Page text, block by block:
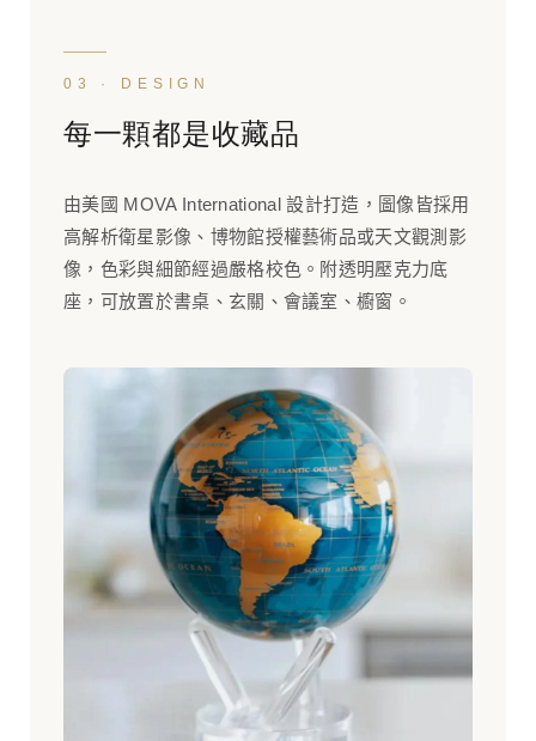
03 · DESIGN
每一顆都是收藏品
由美國 MOVA International 設計打造，圖像皆採用
高解析衛星影像、博物館授權藝術品或天文觀測影
像，色彩與細節經過嚴格校色。附透明壓克力底
座，可放置於書桌、玄關、會議室、櫥窗。